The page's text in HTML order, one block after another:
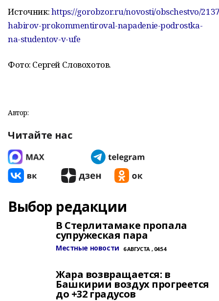
Источник:https://gorobzor.ru/novosti/obschestvo/
habirov-prokommentiroval-napadenie-podrostka-
na-studentov-v-ufe
Фото: Сергей Словохотов.
Автор:
Читайте нас
Выбор редакции
В Стерлитамаке пропала
супружеская пара
Местные новости 6 АВГУСТА , 04:54
Жара возвращается: в
Башкирии воздух прогреется
до +32 градусов